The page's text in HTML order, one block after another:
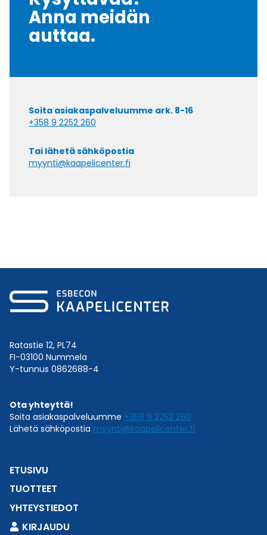
Anna meidän
auttaa.
Soita asiakaspalveluumme ark. 8-16
+358 9 2252 260
Tai lähetä sähköpostia
myynti@kaapelicenter.fi
Ratastie 12, PL74
FI-03100 Nummela
Y-tunnus 0862688-4
Ota yhteyttä!
Soita asiakaspalveluumme +358 9 2252 260
Lähetä sähköpostia myynti@kaapelicenter.fi
ETUSIVU
TUOTTEET
YHTEYSTIEDOT
KIRJAUDU